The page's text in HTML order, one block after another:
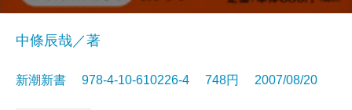
中條辰哉／著
新潮新書 978-4-10-610226-4 748円 2007/08/20